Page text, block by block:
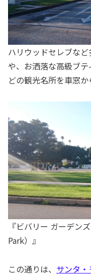
ハリウッドセレブな
や、お洒落な高級ブ
どの観光名所を車窓
『ビバリー ガーデン
Park）』
この通りは、 サンタ